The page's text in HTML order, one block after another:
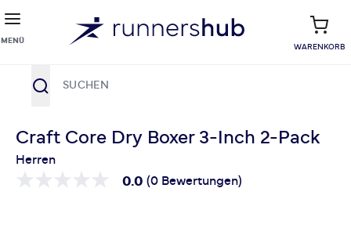
MENÜ
WARENKORB
Craft Core Dry Boxer 3-Inch 2-Pack
Herren
0.0 (0 Bewertungen)